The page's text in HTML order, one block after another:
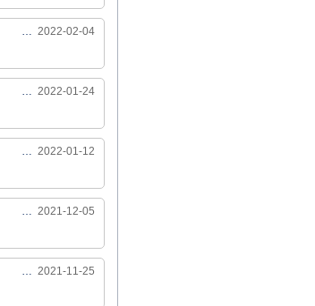
… 2022-02-04
… 2022-01-24
… 2022-01-12
… 2021-12-05
… 2021-11-25